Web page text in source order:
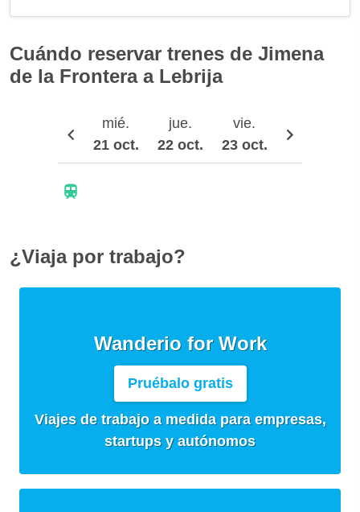
Cuándo reservar trenes de Jimena
de la Frontera a Lebrija
mié.
21 oct.
jue.
22 oct.
vie.
23 oct.
24 oct.
¿Viaja por trabajo?
Wanderio for Work
Pruébalo gratis
Viajes de trabajo a medida para empresas,
startups y autónomos